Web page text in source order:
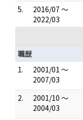
5.
2016/07 ～
2022/03
職歴
1.
2001/01 ～
2007/03
2.
2001/10 ～
2004/03